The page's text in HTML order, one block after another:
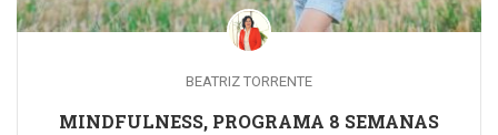
BEATRIZ TORRENTE
MINDFULNESS, PROGRAMA 8 SEMANAS